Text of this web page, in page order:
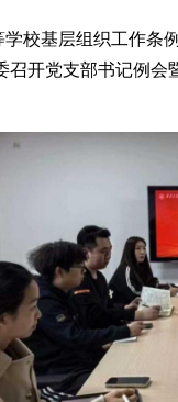
校基层组织工作
开党支部书记例